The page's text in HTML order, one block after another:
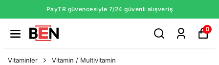
PayTR güvencesiyle 7/24 güvenli alışveriş
0
Vitaminler
Vitamin / Multivitamin